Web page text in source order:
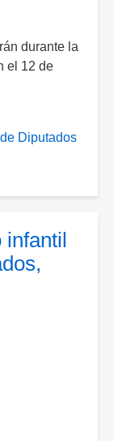
durante la
el 12 de
Diputados
infantil